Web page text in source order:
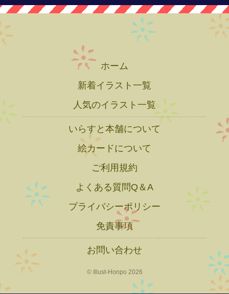
ホーム
新着イラスト一覧
人気のイラスト一覧
いらすと本舗について
絵カードについて
ご利用規約
よくある質問Q＆A
プライバシーポリシー
免責事項
お問い合わせ
© Illust-Honpo 2026